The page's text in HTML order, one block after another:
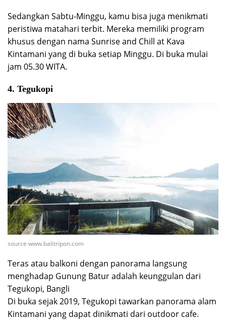
Sedangkan Sabtu-Minggu, kamu bisa juga menikmati
peristiwa matahari terbit. Mereka memiliki program
khusus dengan nama Sunrise and Chill at Kava
Kintamani yang di buka setiap Minggu. Di buka mulai
jam 05.30 WITA.
4. Tegukopi
source www.balitripon.com
Teras atau balkoni dengan panorama langsung
menghadap Gunung Batur adalah keunggulan dari
Tegukopi, Bangli
Di buka sejak 2019, Tegukopi tawarkan panorama alam
Kintamani yang dapat dinikmati dari outdoor cafe.